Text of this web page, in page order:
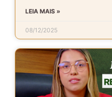
LEIA MAIS »
08/12/2025